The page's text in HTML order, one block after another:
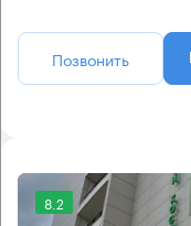
Позвонить
8.2